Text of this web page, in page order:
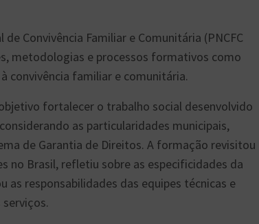
Convivência Familiar e Comunitária (PNCFC
metodologias e processos formativos como
convivência familiar e comunitária.
fortalecer o trabalho social desenvolvido
as particularidades municipais,
de Garantia de Direitos. A formação revisitou
no Brasil, refletiu sobre as especificidades da
responsabilidades das equipes técnicas e